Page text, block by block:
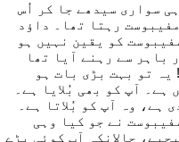
سواری سیدھے جا کر اُس
رہتا تھا۔ داؤد
کو یقین نہیں ہو
باہر سے رہنے آیا تھا
یہ تو بہت بڑی بات ہو
آپ کو بھی بُلایا ہے۔
ہے، وہ آپ کو بُلاتا ہے۔
نے جو کیا وہی
حالانکہ آپ کوئی بڑے